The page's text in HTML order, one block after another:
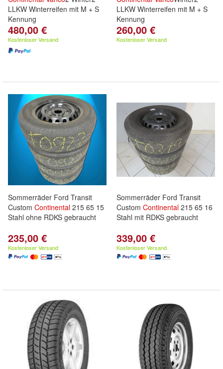
LLKW Winterreifen mit M + S
Kennung
480,00 €
Kostenloser Versand
LLKW Winterreifen mit M + S
Kennung
260,00 €
Kostenloser Versand
Sommerräder Ford Transit
Custom Continental 215 65 15
Stahl ohne RDKS gebraucht
235,00 €
Kostenloser Versand
Sommerräder Ford Transit
Custom Continental 215 65 16
Stahl mit RDKS gebraucht
339,00 €
Kostenloser Versand